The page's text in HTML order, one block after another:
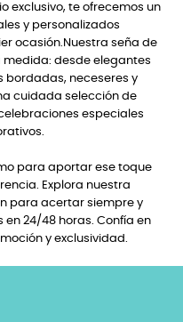
exclusivo, te ofrecemos un
y personalizados
ocasión.Nuestra seña de
desde elegantes
bordadas, neceseres y
cuidada selección de
especiales
para aportar ese toque
Explora nuestra
para acertar siempre y
24/48 horas. Confía en
y exclusividad.